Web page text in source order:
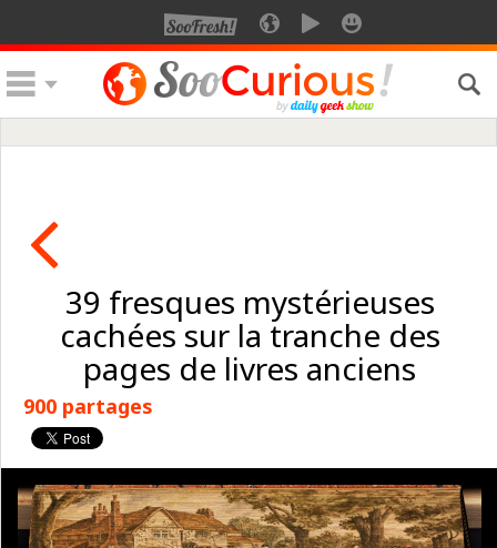
39 fresques mystérieuses
cachées sur la tranche des
pages de livres anciens
900 partages